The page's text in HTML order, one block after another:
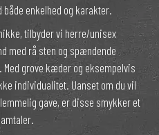
enkelhed og karakter.
tilbyder vi herre/unisex
med rå sten og spændende
grove kæder og eksempelvis
individualitet. Uanset om du vil
gave, er disse smykker et